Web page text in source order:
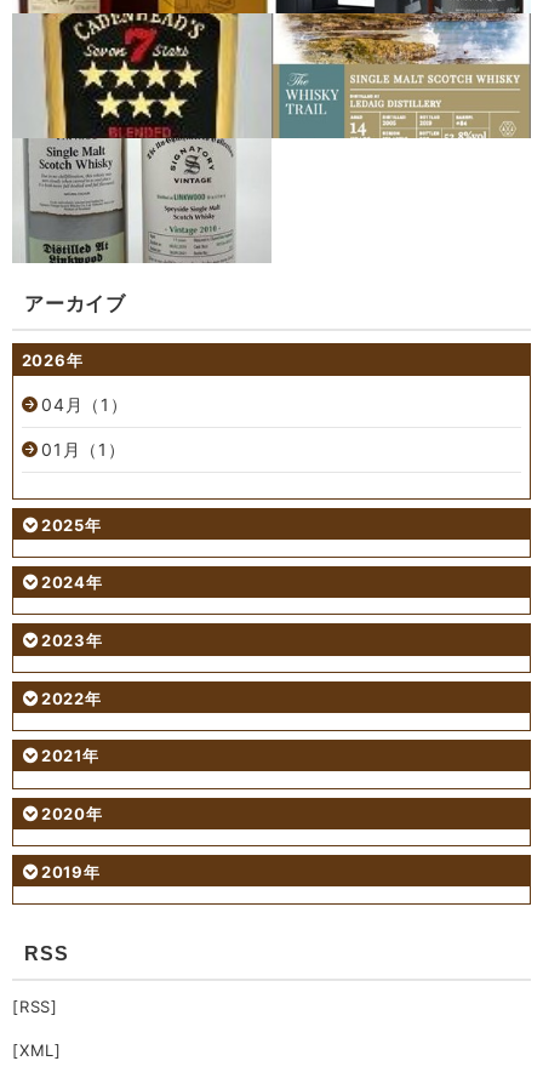
アーカイブ
2026年
04月（1）
01月（1）
2025年
2024年
2023年
2022年
2021年
2020年
2019年
RSS
[RSS]
[XML]